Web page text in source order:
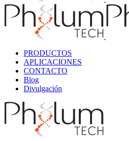
PRODUCTOS
APLICACIONES
CONTACTO
Blog
Divulgación